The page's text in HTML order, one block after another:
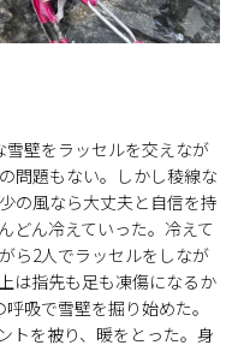
壁をラッセルを交えなが
問題もない。しかし稜線な
の風なら大丈夫と自信を持
どん冷えていった。冷えて
ら2人でラッセルをしなが
は指先も足も凍傷になるか
吸で雪壁を掘り始めた。
トを被り、暖をとった。身